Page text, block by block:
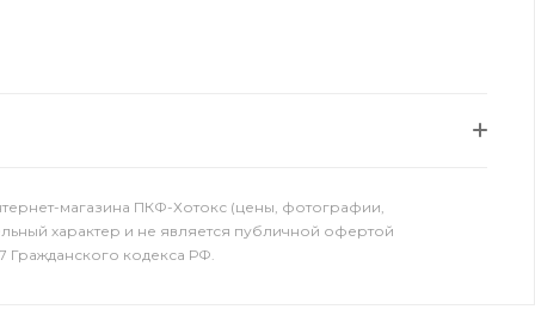
магазина ПКФ-Хотокс (цены, фотографии,
характер и не является публичной офертой
Гражданского кодекса РФ.